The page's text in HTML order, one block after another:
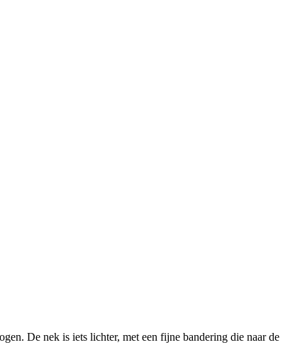
De nek is iets lichter, met een fijne bandering die naar de